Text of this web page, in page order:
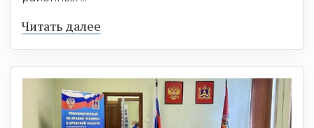
Читать далее